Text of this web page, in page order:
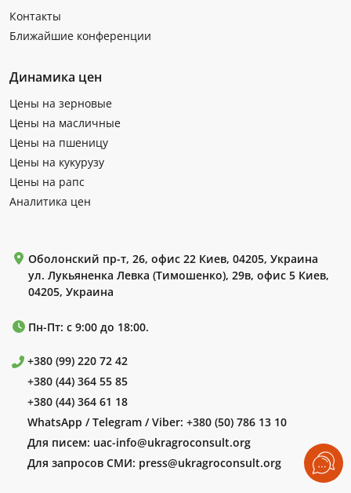
Контакты
Ближайшие конференции
Динамика цен
Цены на зерновые
Цены на масличные
Цены на пшеницу
Цены на кукурузу
Цены на рапс
Аналитика цен
Оболонский пр-т, 26, офис 22 Киев, 04205, Украина
ул. Лукьяненка Левка (Тимошенко), 29в, офис 5 Киев,
04205, Украина
Пн-Пт: с 9:00 до 18:00.
+380 (99) 220 72 42
+380 (44) 364 55 85
+380 (44) 364 61 18
WhatsApp / Telegram / Viber: +380 (50) 786 13 10
Для писем: uac-info@ukragroconsult.org
Для запросов СМИ: press@ukragroconsult.org